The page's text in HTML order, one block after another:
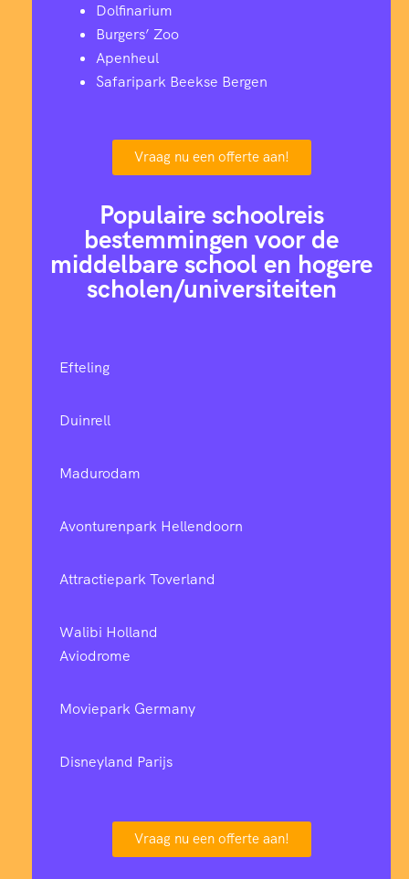
Dolfinarium
Burgers’ Zoo
Apenheul
Safaripark Beekse Bergen
Vraag nu een offerte aan!
Populaire schoolreis
bestemmingen voor de
middelbare school en hogere
scholen/universiteiten
Efteling
Duinrell
Madurodam
Avonturenpark Hellendoorn
Attractiepark Toverland
Walibi Holland
Aviodrome
Moviepark Germany
Disneyland Parijs
Vraag nu een offerte aan!